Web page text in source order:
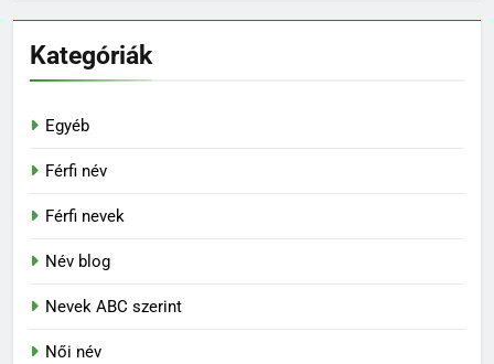
Kategóriák
Egyéb
Férfi név
Férfi nevek
Név blog
Nevek ABC szerint
Női név